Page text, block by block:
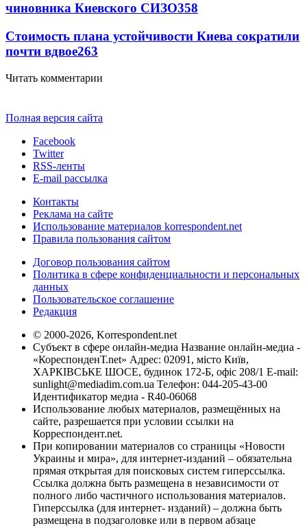
чиновника Киевского СИЗО358
Стоимость плана устойчивости Киева сократили
почти вдвое263
Читать комментарии
Полная версия сайта
Facebook
Twitter
RSS-ленты
E-mail рассылка
Контакты
Реклама на сайте
Использование материалов korrespondent.net
Правила пользования сайтом
Договор пользования сайтом
Политика в сфере конфиденциальности и персональных
данных
Пользовательское соглашение
Редакция
© 2000-2026, Korrespondent.net
Субъект в сфере онлайн-медиа Название онлайн-медиа -
«КореспонденТ.net» Адрес: 02091, місто Київ,
ХАРКІВСЬКЕ ШОСЕ, будинок 172-Б, офіс 208/1 E-mail:
sunlight@mediadim.com.ua Телефон: 044-205-43-00
Идентификатор медиа - R40-06068
Использование любых материалов, размещённых на
сайте, разрешается при условии ссылки на
Корреспондент.net.
При копировании материалов со страницы «Новости
Украины и мира», для интернет-изданий – обязательна
прямая открытая для поисковых систем гиперссылка.
Ссылка должна быть размещена в независимости от
полного либо частичного использования материалов.
Гиперссылка (для интернет- изданий) – должна быть
размещена в подзаголовке или в первом абзаце